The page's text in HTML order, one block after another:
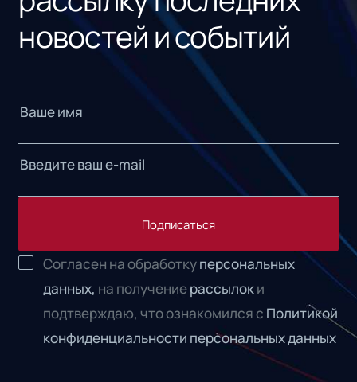
новостей и событий
Подписаться
Согласен на обработкуперсональных
данных, на получениерассылоки
подтверждаю, что ознакомился с Политикой
конфиденциальности персональных данных